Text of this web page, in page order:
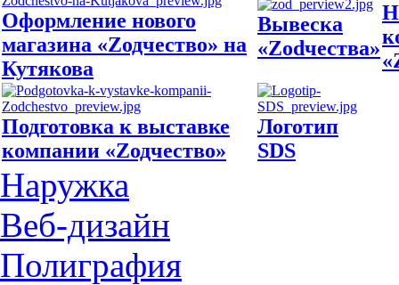
Оформление нового
магазина «Zодчество» на
Кутякова
Вывеска
«Zodчества»
Подготовка к выставке
компании «Zодчество»
Логотип
SDS
Наружка
Веб-дизайн
Полиграфия